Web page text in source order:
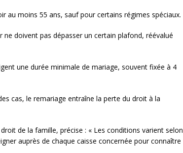
au moins 55 ans, sauf pour certains régimes spéciaux.
ne doivent pas dépasser un certain plafond, réévalué
une durée minimale de mariage, souvent fixée à 4
cas, le remariage entraîne la perte du droit à la
de la famille, précise : « Les conditions varient selon
auprès de chaque caisse concernée pour connaître